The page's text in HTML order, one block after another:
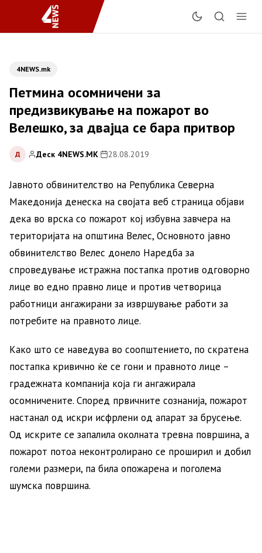
4NEWS.mk
Петмина осомничени за
предизвикување на пожарот во
Велешко, за двајца се бара притвор
Д Деск 4NEWS.MK| 28.08.2019
Јавното обвинителство на Република Северна
Македонија денеска на својата веб страница објави
дека во врска со пожарот кој избувна завчера на
територијата на општина Велес, Основното јавно
обвинителство Велес донело Наредба за
спроведување истражна постапка против одговорно
лице во едно правно лице и против четворица
работници ангажирани за извршување работи за
потребите на правното лице.
Како што се наведува во соопштението, по скратена
постапка кривично ќе се гони и правното лице –
градежната компанија која ги ангажирала
осомничените. Според првичните сознанија, пожарот
настанал од искри исфрлени од апарат за брусење.
Од искрите се запалила околната тревна површина, а
пожарот потоа неконтролирано се проширил и добил
големи размери, па била опожарена и поголема
шумска површина.